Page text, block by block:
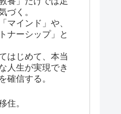
づく。
マインド」や、
ナーシップ」と
はじめて、本当
人生が実現でき
確信する。
住。